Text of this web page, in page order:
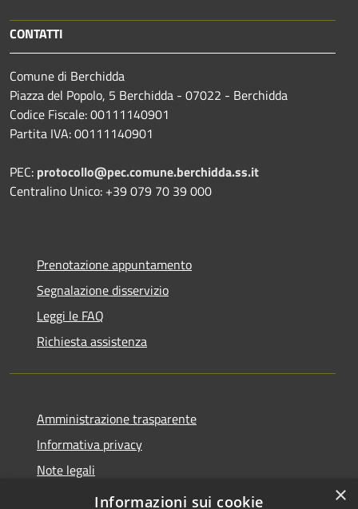
CONTATTI
Comune di Berchidda
Piazza del Popolo, 5 Berchidda - 07022 - Berchidda
Codice Fiscale: 00111140901
Partita IVA: 00111140901
PEC: protocollo@pec.comune.berchidda.ss.it
Centralino Unico: +39 079 70 39 000
Prenotazione appuntamento
Segnalazione disservizio
Leggi le FAQ
Richiesta assistenza
Amministrazione trasparente
Informativa privacy
Note legali
Dichiarazione di accessibilità
×
Informazioni sui cookie